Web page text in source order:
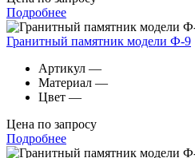
Подробнее
Гранитный памятник модели Ф-9
Артикул —
Материал —
Цвет —
Цена по запросу
Подробнее